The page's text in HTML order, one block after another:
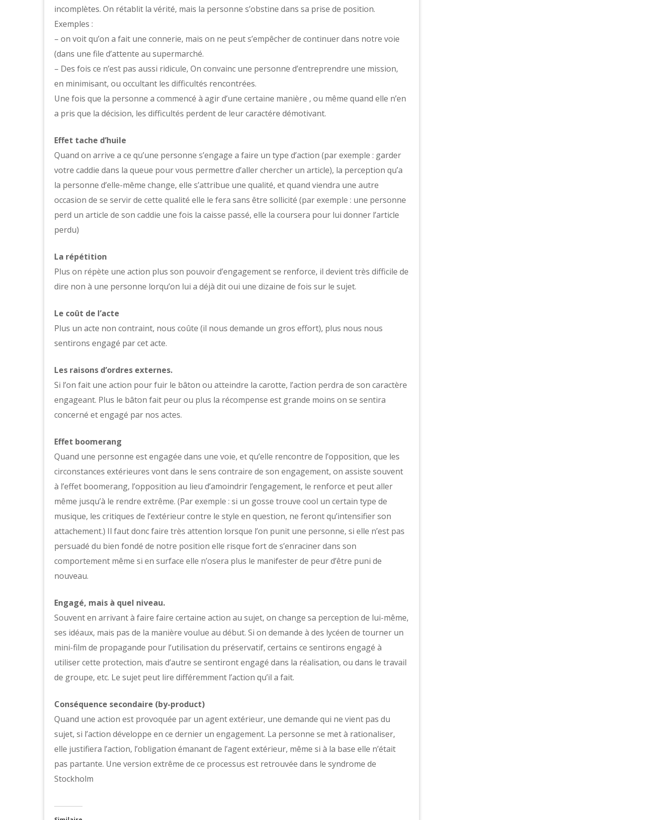
incomplètes. On rétablit la vérité, mais la personne s’obstine dans sa prise de position.
Exemples :
– on voit qu’on a fait une connerie, mais on ne peut s’empêcher de continuer dans notre voie
(dans une file d’attente au supermarché.
– Des fois ce n’est pas aussi ridicule, On convainc une personne d’entreprendre une mission,
en minimisant, ou occultant les difficultés rencontrées.
Une fois que la personne a commencé à agir d’une certaine manière , ou même quand elle n’en
a pris que la décision, les difficultés perdent de leur caractére démotivant.
Effet tache d’huile
Quand on arrive a ce qu’une personne s’engage a faire un type d’action (par exemple : garder
votre caddie dans la queue pour vous permettre d’aller chercher un article), la perception qu’a
la personne d’elle-même change, elle s’attribue une qualité, et quand viendra une autre
occasion de se servir de cette qualité elle le fera sans être sollicité (par exemple : une personne
perd un article de son caddie une fois la caisse passé, elle la coursera pour lui donner l’article
perdu)
La répétition
Plus on répète une action plus son pouvoir d’engagement se renforce, il devient très difficile de
dire non à une personne lorqu’on lui a déjà dit oui une dizaine de fois sur le sujet.
Le coût de l’acte
Plus un acte non contraint, nous coûte (il nous demande un gros effort), plus nous nous
sentirons engagé par cet acte.
Les raisons d’ordres externes.
Si l’on fait une action pour fuir le bâton ou atteindre la carotte, l’action perdra de son caractère
engageant. Plus le bâton fait peur ou plus la récompense est grande moins on se sentira
concerné et engagé par nos actes.
Effet boomerang
Quand une personne est engagée dans une voie, et qu’elle rencontre de l’opposition, que les
circonstances extérieures vont dans le sens contraire de son engagement, on assiste souvent
à l’effet boomerang, l’opposition au lieu d’amoindrir l’engagement, le renforce et peut aller
même jusqu’à le rendre extrême. (Par exemple : si un gosse trouve cool un certain type de
musique, les critiques de l’extérieur contre le style en question, ne feront qu’intensifier son
attachement.) Il faut donc faire très attention lorsque l’on punit une personne, si elle n’est pas
persuadé du bien fondé de notre position elle risque fort de s’enraciner dans son
comportement même si en surface elle n’osera plus le manifester de peur d’être puni de
nouveau.
Engagé, mais à quel niveau.
Souvent en arrivant à faire faire certaine action au sujet, on change sa perception de lui-même,
ses idéaux, mais pas de la manière voulue au début. Si on demande à des lycéen de tourner un
mini-film de propagande pour l’utilisation du préservatif, certains ce sentirons engagé à
utiliser cette protection, mais d’autre se sentiront engagé dans la réalisation, ou dans le travail
de groupe, etc. Le sujet peut lire différemment l’action qu’il a fait.
Conséquence secondaire (by-product)
Quand une action est provoquée par un agent extérieur, une demande qui ne vient pas du
sujet, si l’action développe en ce dernier un engagement. La personne se met à rationaliser,
elle justifiera l’action, l’obligation émanant de l’agent extérieur, même si à la base elle n’était
pas partante. Une version extrême de ce processus est retrouvée dans le syndrome de
Stockholm